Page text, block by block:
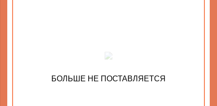
БОЛЬШЕ НЕ ПОСТАВЛЯЕТСЯ